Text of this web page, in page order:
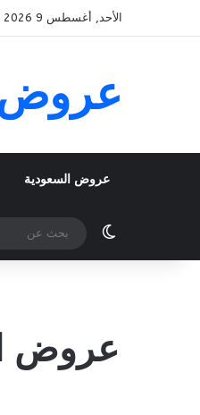
الأحد, أغسطس 9 2026
عروض
عروض السعودية
الوضع المظلم